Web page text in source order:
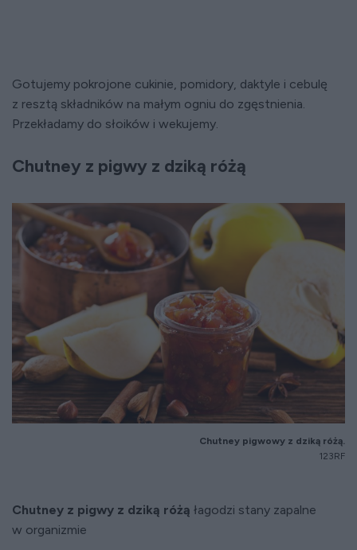
Gotujemy pokrojone cukinie, pomidory, daktyle i cebulę
z resztą składników na małym ogniu do zgęstnienia.
Przekładamy do słoików i wekujemy.
Chutney z pigwy z dziką różą
Chutney pigwowy z dziką różą.
123RF
Chutney z pigwy z dziką różą łagodzi stany zapalne
w organizmie